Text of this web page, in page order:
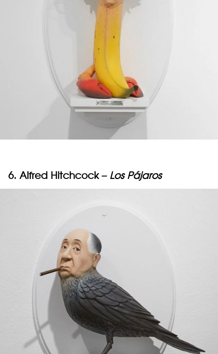
6. Alfred Hitchcock – Los Pájaros